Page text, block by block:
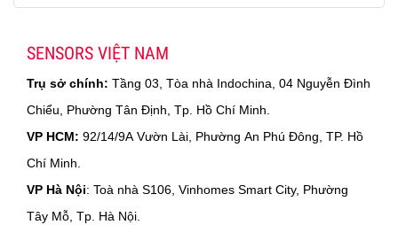
SENSORS VIỆT NAM
Trụ sở chính: Tầng 03, Tòa nhà Indochina, 04 Nguyễn Đình
Chiểu, Phường Tân Định, Tp. Hồ Chí Minh.
VP HCM: 92/14/9A Vườn Lài, Phường An Phú Đông, TP. Hồ
Chí Minh.
VP Hà Nội: Toà nhà S106, Vinhomes Smart City, Phường
Tây Mỗ, Tp. Hà Nội.